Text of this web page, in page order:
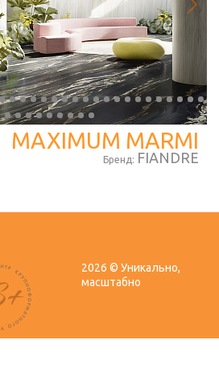
MAXIMUM MARMI
Бренд: FIANDRE
2026 © Уникально,
масштабно